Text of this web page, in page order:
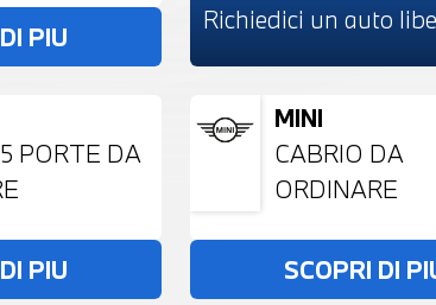
PIU
Richiedici un auto
PORTE DA
PIU
MINI
CABRIO DA
ORDINARE
SCOPRI DI